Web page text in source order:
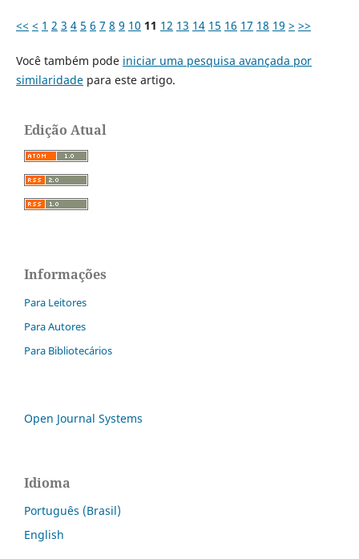
<< < 1 2 3 4 5 6 7 8 9 10 11 12 13 14 15 16 17 18 19 > >>
Você também pode iniciar uma pesquisa avançada por
similaridadepara este artigo.
Edição Atual
Informações
Para Leitores
Para Autores
Para Bibliotecários
Open Journal Systems
Idioma
Português (Brasil)
English